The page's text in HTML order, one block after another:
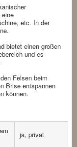
etc. In der
bietet einen großen
und es
Felsen beim
Brise entspannen
können.
ja, privat